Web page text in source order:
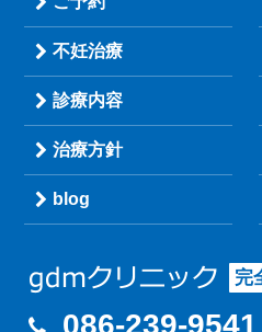
不妊治療
診療内容
治療方針
blog
完
086-239-9541